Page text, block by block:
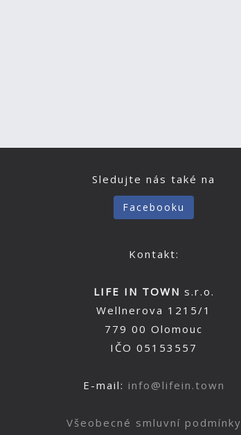
Sledujte nás také na
Facebooku
Kontakt:
LIFE IN TOWN s.r.o.
Wellnerova 1215/1
779 00 Olomouc
IČO 05153557
E-mail: info@lifein.town
Všeobecné smluvní podmínky